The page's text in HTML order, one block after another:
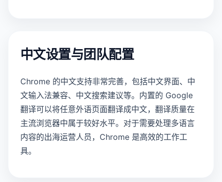
中文设置与团队配置
Chrome 的中文支持非常完善，包括中文界面、中
文输入法兼容、中文搜索建议等。内置的 Google
翻译可以将任意外语页面翻译成中文，翻译质量在
主流浏览器中属于较好水平。对于需要处理多语言
内容的出海运营人员，Chrome 是高效的工作工
具。